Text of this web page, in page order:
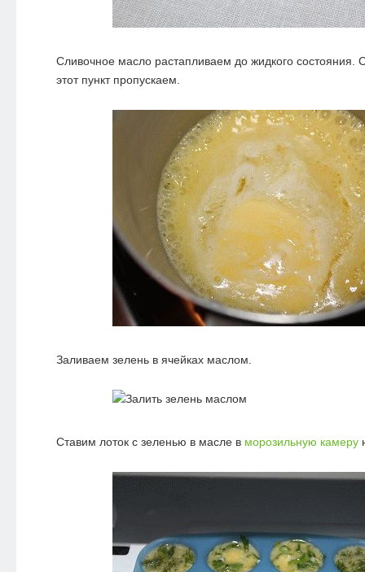
Сливочное масло растапливаем до жидкого состояния.
этот пункт пропускаем.
Заливаем зелень в ячейках маслом.
Ставим лоток с зеленью в масле в морозильную камеру